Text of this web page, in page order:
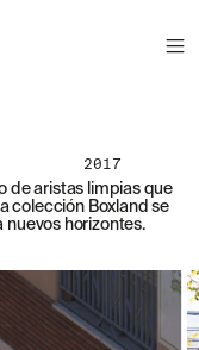
2017
de aristas limpias que
colección Boxland se
nuevos horizontes.